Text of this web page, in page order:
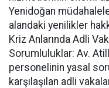
Yenidoğan
alandaki yenilikler
Kriz Anlarında Adli
Sorumluluklar: Av.
personelinin yasal
karşılaşılan adli